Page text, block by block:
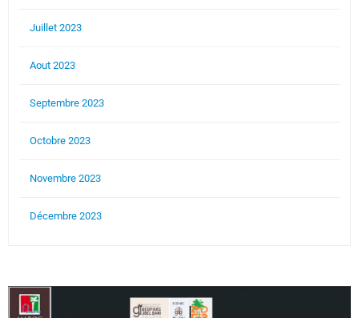
Juillet 2023
Aout 2023
Septembre 2023
Octobre 2023
Novembre 2023
Décembre 2023